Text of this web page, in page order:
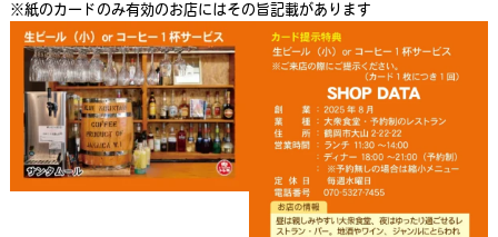
※紙のカードのみ有効のお店にはその旨記載があります